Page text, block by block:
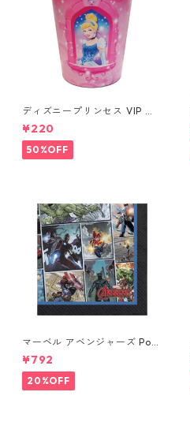
ディズニープリンセス VIP パ
ーティーカップ コップ DISNE
Y
¥220
50%OFF
マーベル アベンジャーズ Pow
ers Unite 16pcペーパーナプ
キン MARVEL 紙ナプキン Ave
ngers
¥792
20%OFF